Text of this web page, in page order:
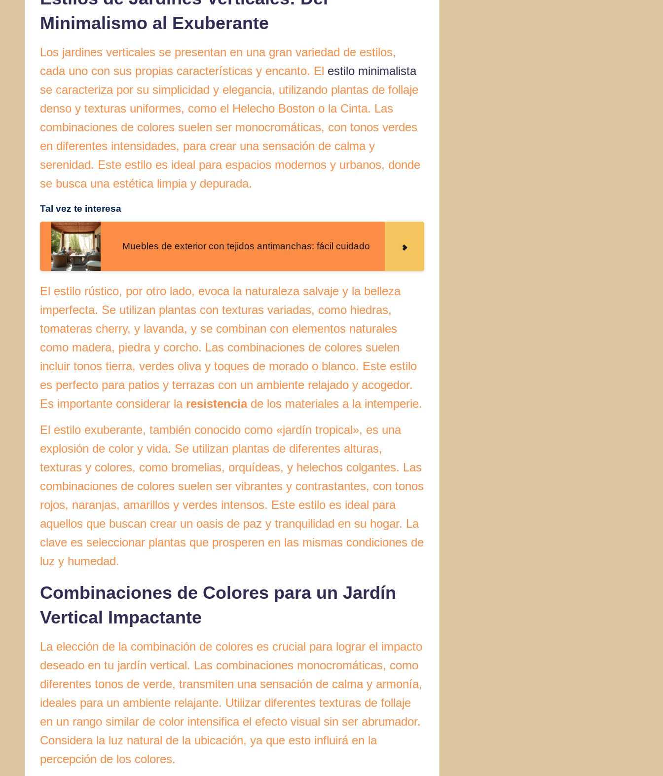
Minimalismo al Exuberante
Los jardines verticales se presentan en una gran variedad de estilos,
cada uno con sus propias características y encanto. El estilo minimalista
se caracteriza por su simplicidad y elegancia, utilizando plantas de follaje
denso y texturas uniformes, como el Helecho Boston o la Cinta. Las
combinaciones de colores suelen ser monocromáticas, con tonos verdes
en diferentes intensidades, para crear una sensación de calma y
serenidad. Este estilo es ideal para espacios modernos y urbanos, donde
se busca una estética limpia y depurada.
Tal vez te interesa
Muebles de exterior con tejidos antimanchas: fácil cuidado
El estilo rústico, por otro lado, evoca la naturaleza salvaje y la belleza
imperfecta. Se utilizan plantas con texturas variadas, como hiedras,
tomateras cherry, y lavanda, y se combinan con elementos naturales
como madera, piedra y corcho. Las combinaciones de colores suelen
incluir tonos tierra, verdes oliva y toques de morado o blanco. Este estilo
es perfecto para patios y terrazas con un ambiente relajado y acogedor.
Es importante considerar la resistenciade los materiales a la intemperie.
El estilo exuberante, también conocido como «jardín tropical», es una
explosión de color y vida. Se utilizan plantas de diferentes alturas,
texturas y colores, como bromelias, orquídeas, y helechos colgantes. Las
combinaciones de colores suelen ser vibrantes y contrastantes, con tonos
rojos, naranjas, amarillos y verdes intensos. Este estilo es ideal para
aquellos que buscan crear un oasis de paz y tranquilidad en su hogar. La
clave es seleccionar plantas que prosperen en las mismas condiciones de
luz y humedad.
Combinaciones de Colores para un Jardín
Vertical Impactante
La elección de la combinación de colores es crucial para lograr el impacto
deseado en tu jardín vertical. Las combinaciones monocromáticas, como
diferentes tonos de verde, transmiten una sensación de calma y armonía,
ideales para un ambiente relajante. Utilizar diferentes texturas de follaje
en un rango similar de color intensifica el efecto visual sin ser abrumador.
Considera la luz natural de la ubicación, ya que esto influirá en la
percepción de los colores.